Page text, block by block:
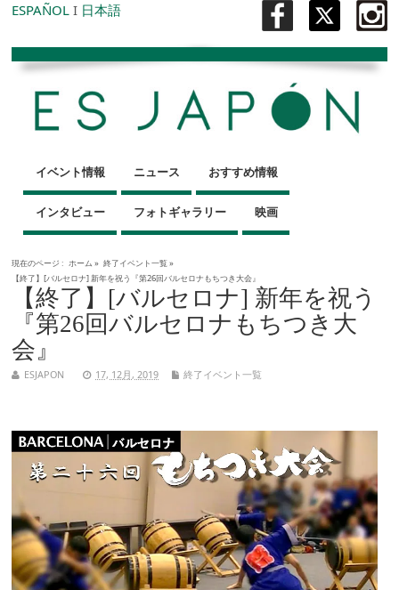
ESPAÑOL I 日本語
イベント情報 ニュース おすすめ情報
インタビュー フォトギャラリー 映画
現在のページ : ホーム » 終了イベント一覧»
【終了】[バルセロナ] 新年を祝う『第26回バルセロナもちつき大会』
【終了】[バルセロナ] 新年を祝う
『第26回バルセロナもちつき大
会』
ESJAPON 17, 12月, 2019 終了イベント一覧